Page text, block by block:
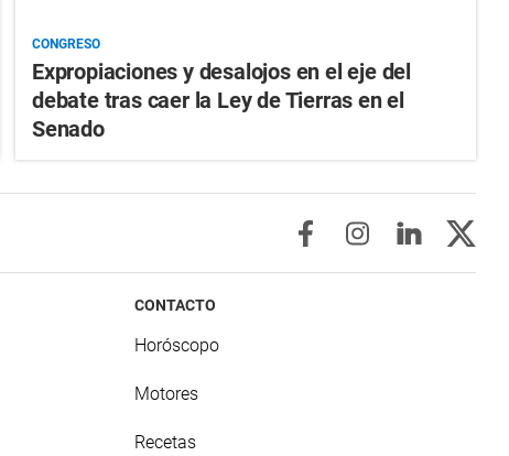
CONGRESO
Expropiaciones y desalojos en el eje del
debate tras caer la Ley de Tierras en el
Senado
CONTACTO
Horóscopo
Motores
Recetas